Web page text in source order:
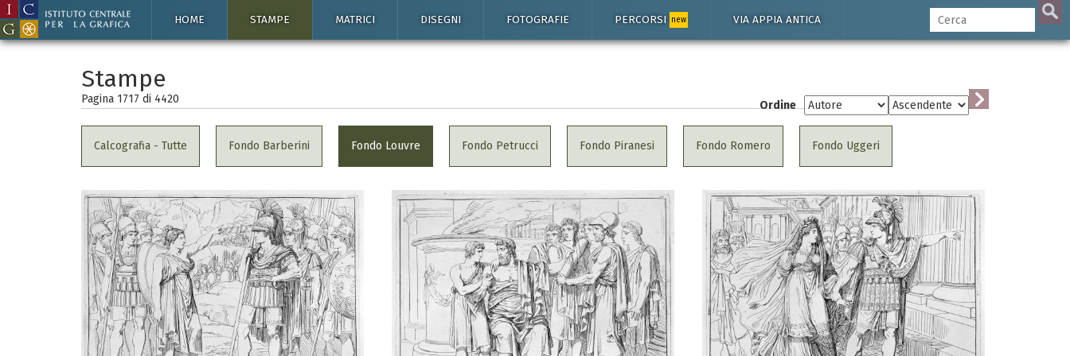
HOME STAMPE MATRICI DISEGNI FOTOGRAFIE PERCORSI new VIA APPIA ANTICA
Stampe
Pagina 1717 di 4420 Ordine
Calcografia - Tutte Fondo Barberini Fondo Louvre Fondo Petrucci Fondo Piranesi Fondo Romero Fondo Uggeri